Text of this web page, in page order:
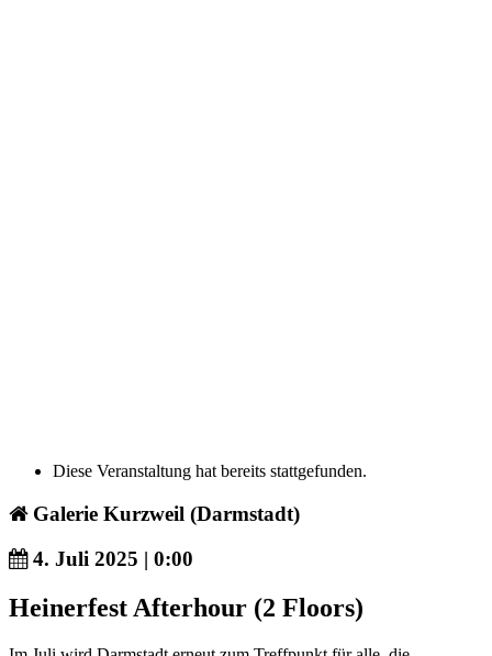
Diese Veranstaltung hat bereits stattgefunden.
Galerie Kurzweil (Darmstadt)
4. Juli 2025 | 0:00
Heinerfest Afterhour (2 Floors)